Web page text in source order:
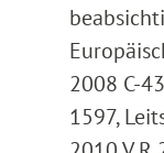
2008 C-
1597,